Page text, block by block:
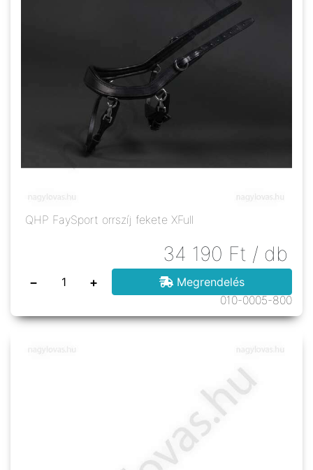
QHP FaySport orrszíj fekete XFull
34 190 Ft / db
− +
Megrendelés
010-0005-800